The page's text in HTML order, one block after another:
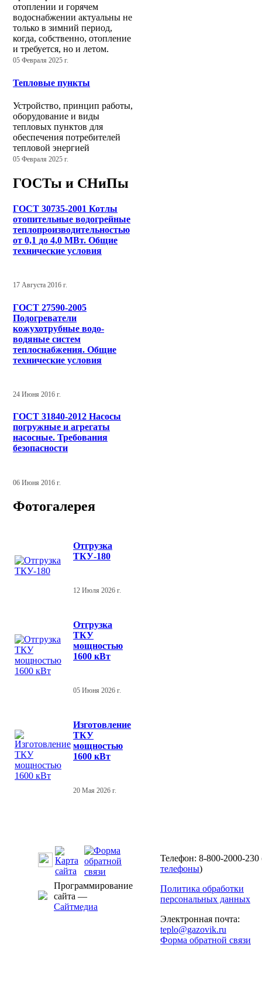
отоплении и горячем
водоснабжении актуальны не
только в зимний период,
когда, собственно, отопление
и требуется, но и летом.
05 Февраля 2025 г.
Тепловые пункты
Устройство, принцип работы,
оборудование и виды
тепловых пунктов для
обеспечения потребителей
тепловой энергией
05 Февраля 2025 г.
ГОСТы и СНиПы
ГОСТ 30735-2001 Котлы
отопительные водогрейные
теплопроизводительностью
от 0,1 до 4,0 МВт. Общие
технические условия
17 Августа 2016 г.
ГОСТ 27590-2005
Подогреватели
кожухотрубные водо-
водяные систем
теплоснабжения. Общие
технические условия
24 Июня 2016 г.
ГОСТ 31840-2012 Насосы
погружные и агрегаты
насосные. Требования
безопасности
06 Июня 2016 г.
Фотогалерея
Отгрузка
ТКУ-180
12 Июля 2026 г.
Отгрузка
ТКУ
мощностью
1600 кВт
05 Июня 2026 г.
Изготовление
ТКУ
мощностью
1600 кВт
20 Мая 2026 г.
Программирование
сайта —
Сайтмедиа
Телефон: 8-800-2000-230
телефоны)
Политика обработки
персональных данных
Электронная почта:
teplo@gazovik.ru
Форма обратной связи